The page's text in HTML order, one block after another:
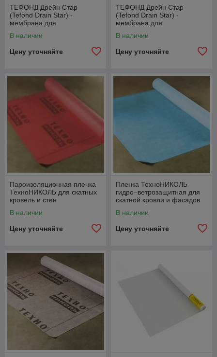
ТЕФОНД Дрейн Стар
(Tefond Drain Star) -
мембрана для
В наличии
Цену уточняйте
ТЕФОНД Дрейн Стар
(Tefond Drain Star) -
мембрана для
В наличии
Цену уточняйте
Пароизоляционная пленка
ТехноНИКОЛЬ для скатных
кровель и стен
В наличии
Цену уточняйте
Пленка ТехноНИКОЛЬ
гидро–ветрозащитная для
скатной кровли и фасадов
В наличии
Цену уточняйте